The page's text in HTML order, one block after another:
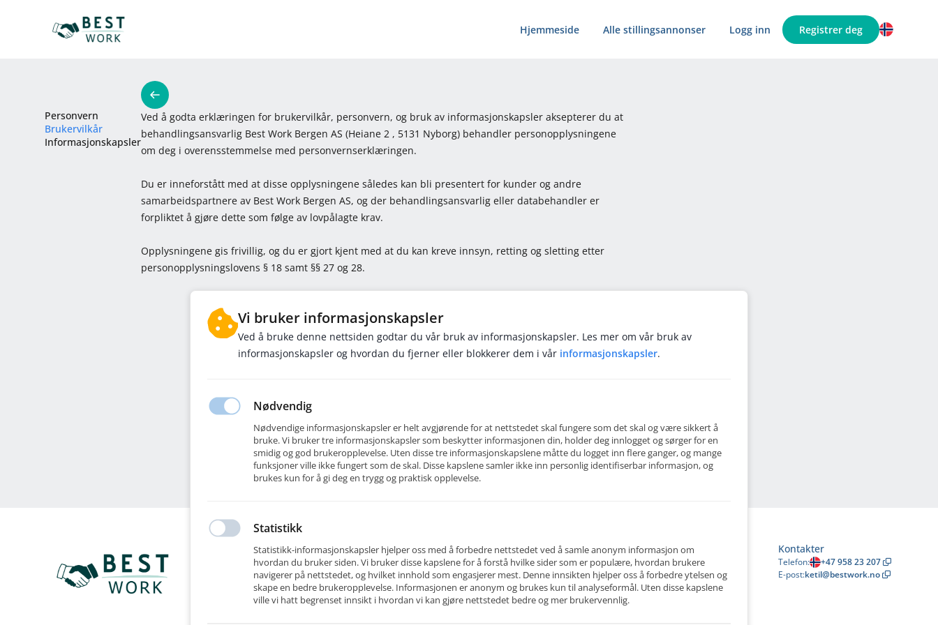
Hjemmeside Alle stillingsannonser Logg inn Registrer deg
Personvern
Brukervilkår
Informasjonskapsler
Ved å godta erklæringen for brukervilkår, personvern, og bruk av informasjonskapsler aksepterer du at
behandlingsansvarlig Best Work Bergen AS (Heiane 2 , 5131 Nyborg) behandler personopplysningene
om deg i overensstemmelse med personvernserklæringen.
Du er inneforstått med at disse opplysningene således kan bli presentert for kunder og andre
samarbeidspartnere av Best Work Bergen AS, og der behandlingsansvarlig eller databehandler er
forpliktet å gjøre dette som følge av lovpålagte krav.
Opplysningene gis frivillig, og du er gjort kjent med at du kan kreve innsyn, retting og sletting etter
personopplysningslovens § 18 samt §§ 27 og 28.
Best Work Bergen AS
Best Work arbeider for å tilby din virksomhet de beste løsningene for ekstra HR ressurser. Vi vet at
det er krevende å få på plass behovet for ekstra bemanning i en hektisk hverdag. Enten det er for en
kortere periode for å dekke sykefravær ol., eller en permanent rekruttering til en fast stilling
Kontakter
Telefon:
+47 958 23 207
E-post:ketil@bestwork.no
Vi bruker informasjonskapsler
Ved å bruke denne nettsiden godtar du vår bruk av informasjonskapsler. Les mer om vår bruk av
informasjonskapsler og hvordan du fjerner eller blokkerer dem i vår informasjonskapsler.
Nødvendig
Nødvendige informasjonskapsler er helt avgjørende for at nettstedet skal fungere som det skal og være sikkert å
bruke. Vi bruker tre informasjonskapsler som beskytter informasjonen din, holder deg innlogget og sørger for en
smidig og god brukeropplevelse. Uten disse tre informasjonskapslene måtte du logget inn flere ganger, og mange
funksjoner ville ikke fungert som de skal. Disse kapslene samler ikke inn personlig identifiserbar informasjon, og
brukes kun for å gi deg en trygg og praktisk opplevelse.
Statistikk
Statistikk-informasjonskapsler hjelper oss med å forbedre nettstedet ved å samle anonym informasjon om
hvordan du bruker siden. Vi bruker disse kapslene for å forstå hvilke sider som er populære, hvordan brukere
navigerer på nettstedet, og hvilket innhold som engasjerer mest. Denne innsikten hjelper oss å forbedre ytelsen og
skape en bedre brukeropplevelse. Informasjonen er anonym og brukes kun til analyseformål. Uten disse kapslene
ville vi hatt begrenset innsikt i hvordan vi kan gjøre nettstedet bedre og mer brukervennlig.